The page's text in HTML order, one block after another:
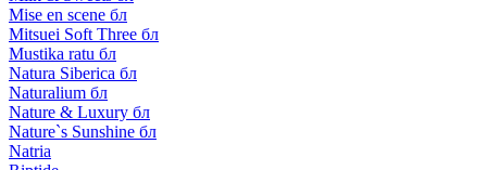
Mise en scene бл
Mitsuei Soft Three бл
Mustika ratu бл
Natura Siberica бл
Naturalium бл
Nature & Luxury бл
Nature`s Sunshine бл
Natria